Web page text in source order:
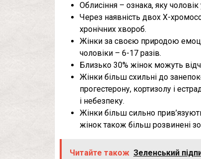
Облисіння – ознака, яку
Через наявність двох Х-
хронічних хвороб.
Жінки за своєю природою
чоловіки – 6-17 разів.
Близько 30% жінок можуть
Жінки більш схильні до
прогестерону, кортизолу і
і небезпеку.
Жінки більш сильно
жінок також більш розвинені
Читайте також Зеленський